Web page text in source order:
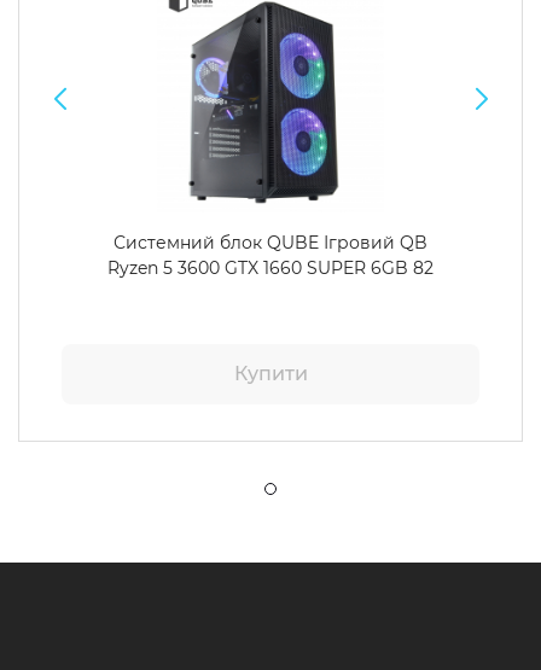
Системний блок QUBE Ігровий QB
Ryzen 5 3600 GTX 1660 SUPER 6GB 82
Купити